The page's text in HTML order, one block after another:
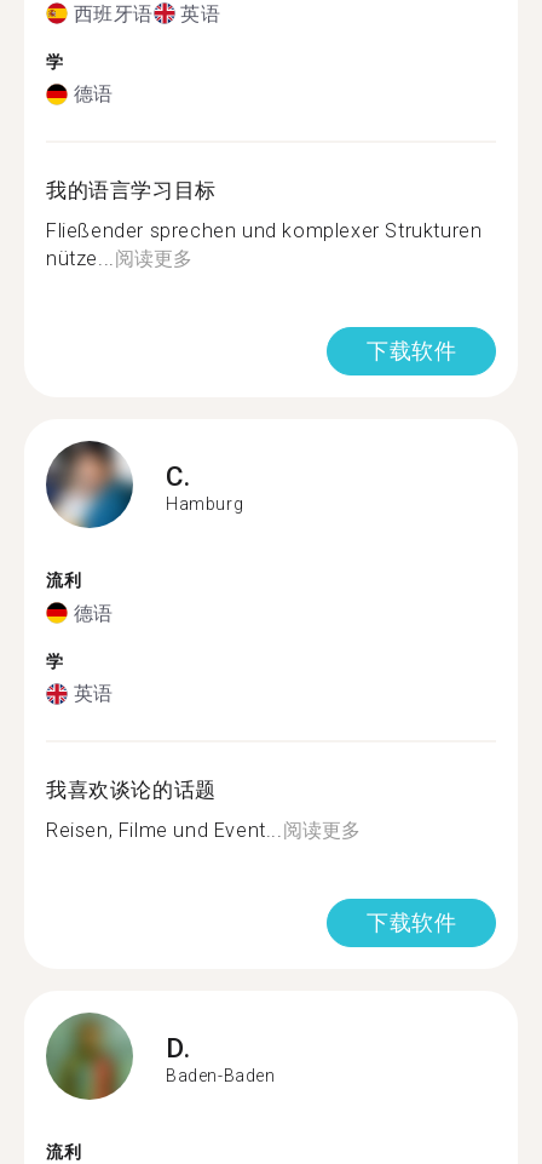
西班牙语 英语
学
德语
我的语言学习目标
Fließender sprechen und komplexer Strukturen
nütze...阅读更多
下载软件
C.
Hamburg
流利
德语
学
英语
我喜欢谈论的话题
Reisen, Filme und Event...阅读更多
下载软件
D.
Baden-Baden
流利